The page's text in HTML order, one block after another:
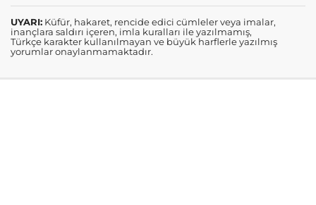
UYARI: Küfür, hakaret, rencide edici cümleler veya imalar,
inançlara saldırı içeren, imla kuralları ile yazılmamış,
Türkçe karakter kullanılmayan ve büyük harflerle yazılmış
yorumlar onaylanmamaktadır.